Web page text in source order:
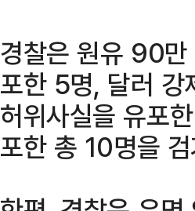
경찰은 원유 90만
포한 5명, 달러 강
허위사실을 유포
포한 총 10명을